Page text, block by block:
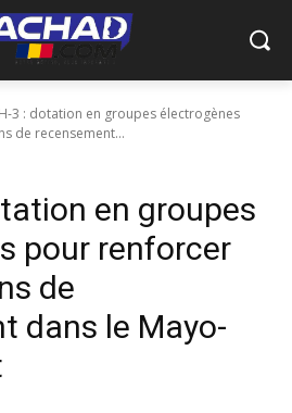
3 : dotation en groupes électrogènes
de recensement...
en groupes
pour renforcer
de
dans le Mayo-